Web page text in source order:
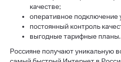
качестве;
оперативное подключение
постоянный контроль
выгодные тарифные планы.
Россияне получают уникальную